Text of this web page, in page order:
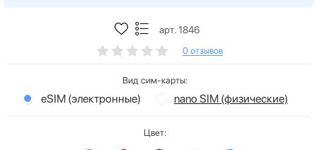
арт. 1846
0 отзывов
Вид сим-карты:
eSIM (электронные) nano SIM (физические)
Цвет: